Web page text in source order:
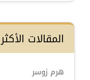
المقالات
هرم زوسر